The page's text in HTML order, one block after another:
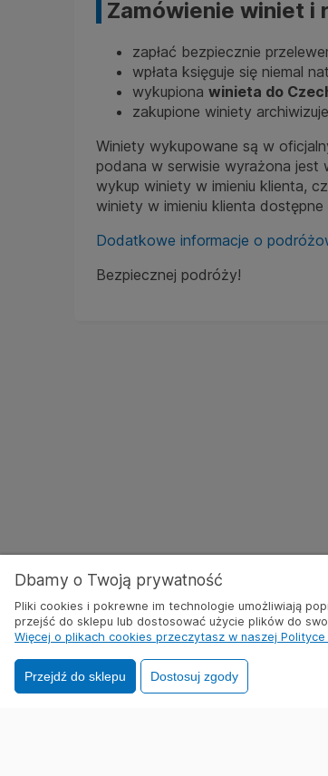
Zamówienie winiet i
zapłać bezpiecznie
wpłata księguje się niemal
wykupiona winieta do
zakupione winiety
Winiety wykupowane są w
podana w serwisie wyrażona jest
wykup winiety w imieniu klienta,
winiety w imieniu klienta dostępne
Dodatkowe informacje o
Bezpiecznej podróży!
Dbamy o Twoją prywatność
Pliki cookies i pokrewne im technologie umożliwiają
przejść do sklepu lub dostosować użycie plików do
Więcej o plikach cookies przeczytasz w naszej
Przejdź do sklepu Dostosuj zgody